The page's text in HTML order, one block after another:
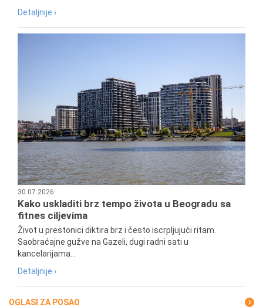
Detaljnije ›
30.07.2026
Kako uskladiti brz tempo života u Beogradu sa
fitnes ciljevima
Život u prestonici diktira brz i često iscrpljujući ritam.
Saobraćajne gužve na Gazeli, dugi radni sati u
kancelarijama...
Detaljnije ›
OGLASI ZA POSAO